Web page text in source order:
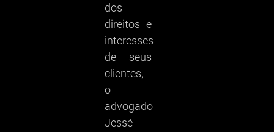
dos
direitos e
interesses
de seus
clientes,
o
advogado
Jessé